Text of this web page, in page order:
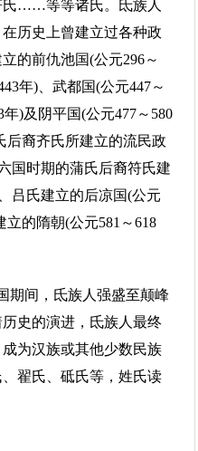
氏……等等诸氏。氐族人
历史上曾建立过各种政
的前仇池国(公元296～
年)、武都国(公元447～
)及阴平国(公元477～580
后裔齐氏所建立的流民政
国时期的蒲氏后裔符氏建
吕氏建立的后凉国(公元
立的隋朝(公元581～618
期间，氐族人强盛至颠峰
史的演进，氐族人最终
为汉族或其他少数民族
翟氏、砥氏等，姓氏读